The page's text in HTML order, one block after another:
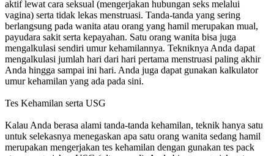
aktif lewat cara seksual (mengerjakan hubungan seks melalui
vagina) serta tidak lekas menstruasi. Tanda-tanda yang sering
berlangsung pada wanita atau orang yang hamil merupakan mual,
payudara sakit serta kepayahan. Satu orang wanita bisa juga
mengalkulasi sendiri umur kehamilannya. Tekniknya Anda dapat
mengalkulasi jumlah hari dari hari pertama menstruasi paling akhir
Anda hingga sampai ini hari. Anda juga dapat gunakan kalkulator
umur kehamilan yang ada pada sini.
Tes Kehamilan serta USG
Kalau Anda berasa alami tanda-tanda kehamilan, teknik hanya satu
untuk selekasnya menegaskan apa satu orang wanita sedang hamil
merupakan mengerjakan tes kehamilan dengan gunakan tes pack